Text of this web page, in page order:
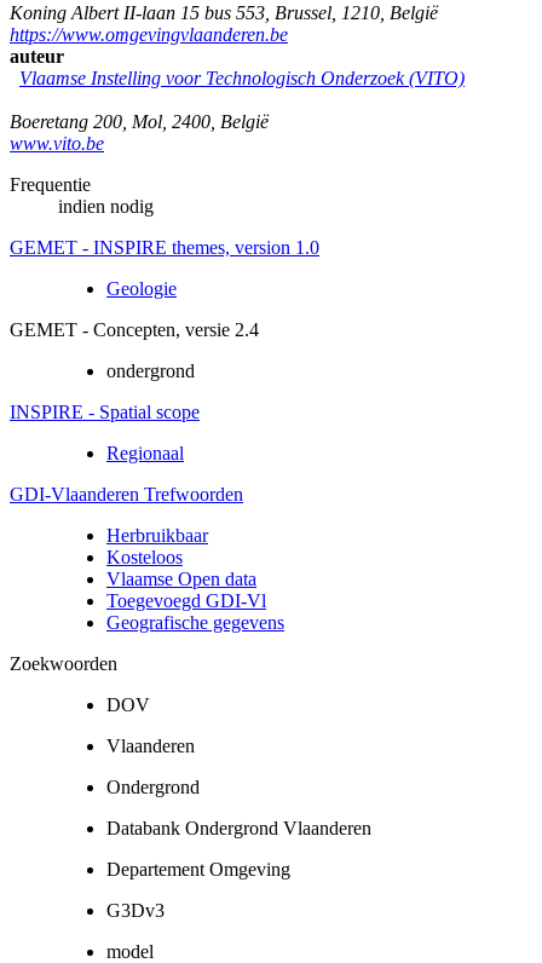
Koning Albert II-laan 15 bus 553 Brussel 1210 België
https://www.omgevingvlaanderen.be
auteur
Vlaamse Instelling voor Technologisch Onderzoek (VITO)
Boeretang 200 Mol 2400 België
www.vito.be
Frequentie
indien nodig
GEMET - INSPIRE themes, version 1.0
Geologie
GEMET - Concepten, versie 2.4
ondergrond
INSPIRE - Spatial scope
Regionaal
GDI-Vlaanderen Trefwoorden
Herbruikbaar
Kosteloos
Vlaamse Open data
Toegevoegd GDI-Vl
Geografische gegevens
Zoekwoorden
DOV
Vlaanderen
Ondergrond
Databank Ondergrond Vlaanderen
Departement Omgeving
G3Dv3
model